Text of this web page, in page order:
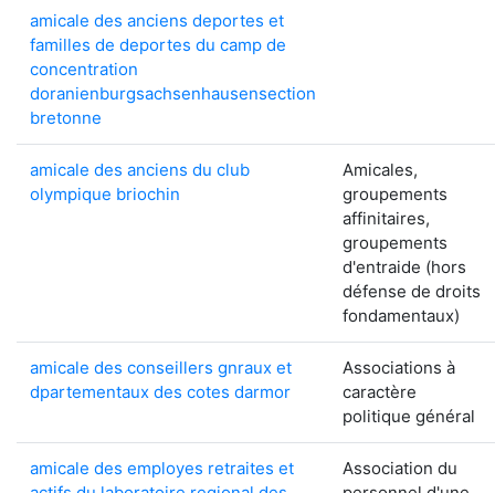
amicale des anciens deportes et
familles de deportes du camp de
concentration
doranienburgsachsenhausensection
bretonne
amicale des anciens du club
olympique briochin
Amicales,
groupements
affinitaires,
groupements
d'entraide (hors
défense de droits
fondamentaux)
amicale des conseillers gnraux et
dpartementaux des cotes darmor
Associations à
caractère
politique général
amicale des employes retraites et
Association du